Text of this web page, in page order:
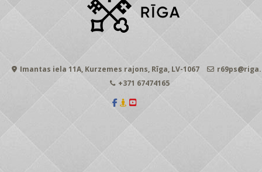
Imantas iela 11A, Kurzemes rajons, Rīga, LV-1067
+371 67474165